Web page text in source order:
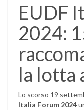
EUDF
2024:
la lotta
Lo scorso 19
Italia Forum 2024